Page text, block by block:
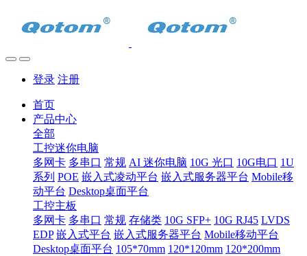
登录 注册
首页
产品中心
全部
工控迷你电脑
多网卡 多串口 常规 AI 迷你电脑 10G 光口 10G电口 1U
系列 POE 嵌入式凌动平台 嵌入式服务器平台 Mobile移
动平台 Desktop桌面平台
工控主板
多网卡 多串口 常规 存储类 10G SFP+ 10G RJ45 LVDS
EDP 嵌入式平台 嵌入式服务器平台 Mobile移动平台
Desktop桌面平台 105*70mm 120*120mm 120*200mm